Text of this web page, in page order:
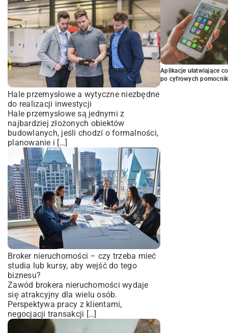
Hale przemysłowe a wytyczne niezbędne
do realizacji inwestycji
Hale przemysłowe są jednymi z
najbardziej złożonych obiektów
budowlanych, jeśli chodzi o formalności,
planowanie i […]
Broker nieruchomości – czy trzeba mieć
studia lub kursy, aby wejść do tego
biznesu?
Zawód brokera nieruchomości wydaje
się atrakcyjny dla wielu osób.
Perspektywa pracy z klientami,
negocjacji transakcji […]
Aplikacje ułatwiające
po cyfrowych